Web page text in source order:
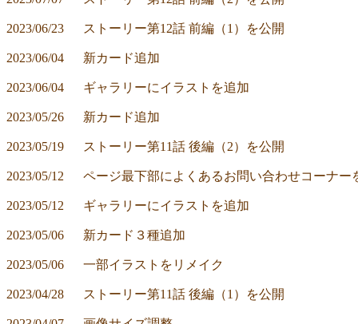
2023/06/23	ストーリー第12話 前編（1）を公開
2023/06/04	新カード追加
2023/06/04	ギャラリーにイラストを追加
2023/05/26	新カード追加
2023/05/19	ストーリー第11話 後編（2）を公開
2023/05/12	ページ最下部によくあるお問い合わせコーナ
2023/05/12	ギャラリーにイラストを追加
2023/05/06	新カード３種追加
2023/05/06	一部イラストをリメイク
2023/04/28	ストーリー第11話 後編（1）を公開